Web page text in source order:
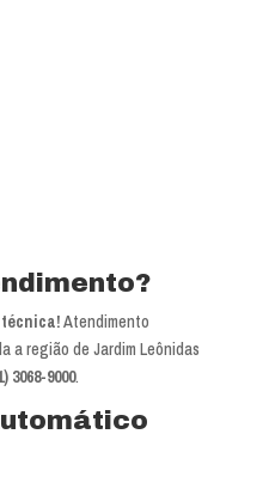
Atendimento
a região de Jardim Leônidas
3068-9000.